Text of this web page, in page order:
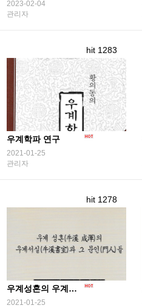
2023-02-04
관리자
hit 1283
우계학파 연구
2021-01-25
관리자
hit 1278
우계성혼의 우계서실과 그 문인들
2021-01-25